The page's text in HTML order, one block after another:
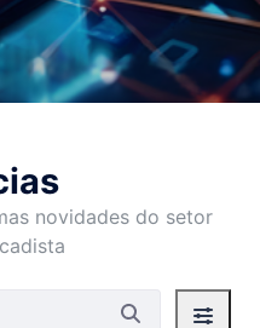
novidades do setor